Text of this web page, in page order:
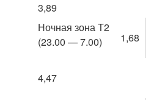
3,89
Ночная зона Т2
(23.00 — 7.00)
1,68
4,47